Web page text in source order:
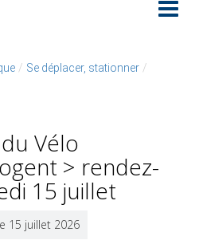
/ Se déplacer, stationner /
Vélo
> rendez-
15 juillet
15 juillet 2026